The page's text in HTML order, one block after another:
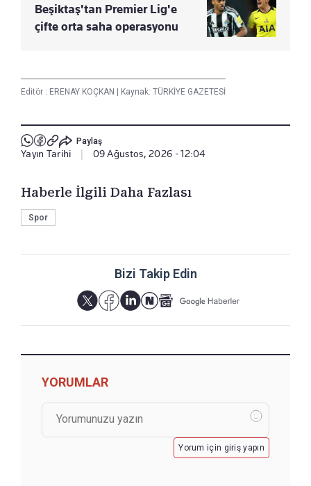
Beşiktaş'tan Premier Lig'e
çifte orta saha operasyonu
Editör : ERENAY KOÇKAN | Kaynak: TÜRKİYE GAZETESİ
Paylaş
Yayın Tarihi 09 Ağustos, 2026 - 12:04
Haberle İlgili Daha Fazlası
Spor
Bizi Takip Edin
YORUMLAR
Yorum için giriş yapın